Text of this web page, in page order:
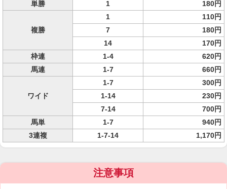
単勝 1 180円
複勝
1
110円
7
180円
14
170円
枠連
1-4
620円
馬連
1-7 660円
ワイド
1-7
300円
1-14
230円
7-14
700円
馬単
1-7
940円
3連複
1-7-14 1,170円
注意事項